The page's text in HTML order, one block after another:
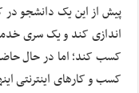
پیش از این یک دانشجو در
اندازی کند و یک سری
کسب کند؛ اما در حال
کسب و کارهای اینترنتی